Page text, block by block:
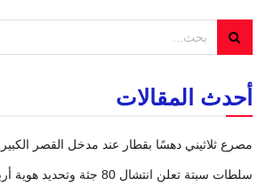
أحدث المقالات
مصرع ثلاثيني دهسًا بقطار عند مدخل القصر الكبير
سلطات سبتة تعلن انتشال 80 جثة وتحديد هوية أربعة ضحايا